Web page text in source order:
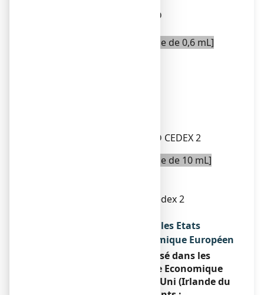
63100 CLERMONT-FERRAND
[Pour un récipient multidose de 0,6 mL]
63017 CLERMONT-FERRAND CEDEX 2
[Pour un récipient multidose de 10 mL]
63017 Clermont-Ferrand Cedex 2
Noms du médicament dans les Etats
membres de l'Espace Economique Européen
Ce médicament est autorisé dans les
Etats membres de l'Espace Economique
Européen et au Royaume-Uni (Irlande du